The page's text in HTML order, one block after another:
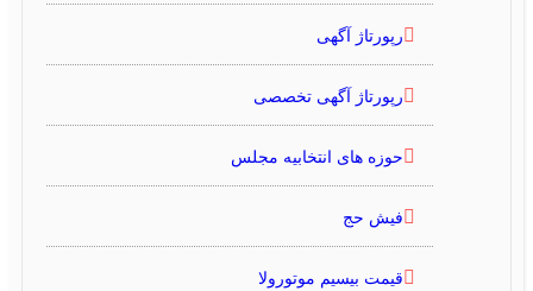
رپورتاژ آگهی
رپورتاژ آگهی تخصصی
حوزه های انتخابیه مجلس
فیش حج
قیمت بیسیم موتورولا